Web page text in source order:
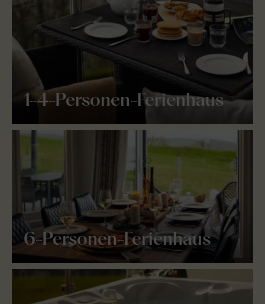
1-4-Personen-Ferienhaus
6-Personen-Ferienhaus